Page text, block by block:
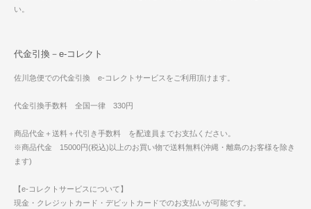
い。
代金引換－e-コレクト
佐川急便での代金引換 e-コレクトサービスをご利用頂けます。
代金引換手数料 全国一律 330円
商品代金＋送料＋代引き手数料 を配達員までお支払ください。
※商品代金 15000円(税込)以上のお買い物で送料無料(沖縄・離島のお客様を除き
ます)
【e-コレクトサービスについて】
現金・クレジットカード・デビットカードでのお支払いが可能です。